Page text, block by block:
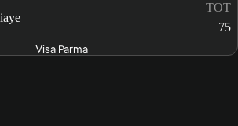
TOT
75
Visa Parma